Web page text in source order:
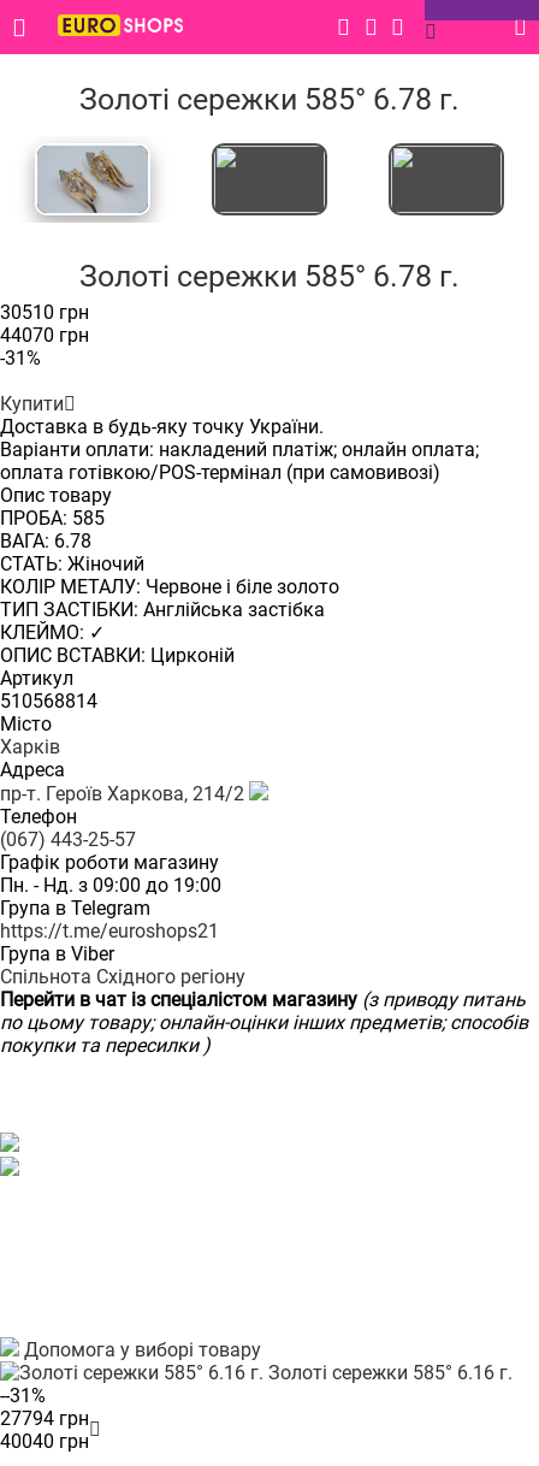
Головна | Каталог | Ювелірні вироби | Акційні пропозиції |
Сережки |
Золоті сережки 585° 6.78 г.
Золоті сережки 585° 6.78 г.
Золоті сережки 585° 6.78 г.
30510 грн
44070 грн
-31%
Купити
Доставка в будь-яку точку України.
Варіанти оплати: накладений платіж; онлайн оплата;
оплата готівкою/POS-термінал (при самовивозі)
Опис товару
ПРОБА: 585
ВАГА: 6.78
СТАТЬ: Жіночий
КОЛІР МЕТАЛУ: Червоне і біле золото
ТИП ЗАСТІБКИ: Англійська застібка
КЛЕЙМО: ✓
ОПИС ВСТАВКИ: Цирконій
Артикул
510568814
Місто
Харків
Адреса
пр-т. Героїв Харкова, 214/2
Телефон
(067) 443-25-57
Графік роботи магазину
Пн. - Нд. з 09:00 до 19:00
Група в Telegram
https://t.me/euroshops21
Група в Viber
Спільнота Східного регіону
Перейти в чат із спеціалістом магазину (з приводу питань
по цьому товару; онлайн-оцінки інших предметів; способів
покупки та пересилки )
Допомога у виборі товару
Золоті сережки 585° 6.16 г.
--31%
27794 грн
40040 грн